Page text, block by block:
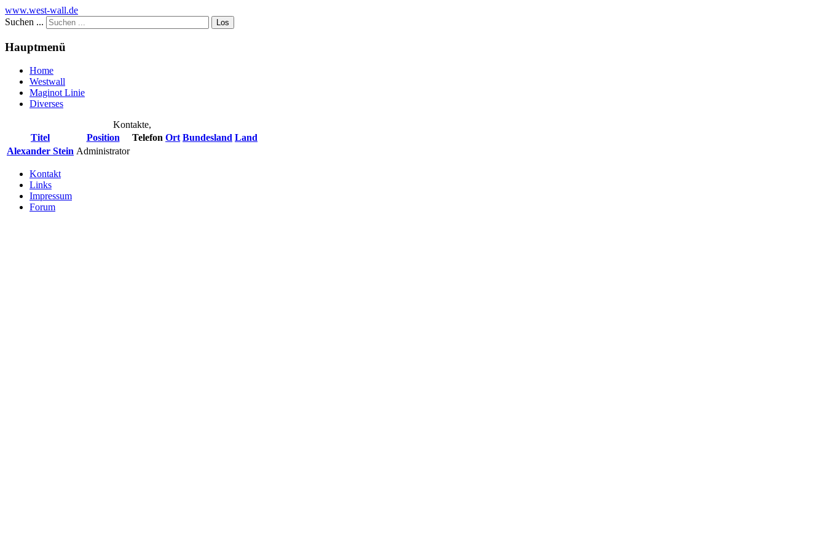
www.west-wall.de
Suchen ...
Los
Hauptmenü
Home
Westwall
Maginot Linie
Diverses
Kontakte,
Titel
Position Telefon Ort Bundesland Land
Alexander Stein Administrator
Kontakt
Links
Impressum
Forum